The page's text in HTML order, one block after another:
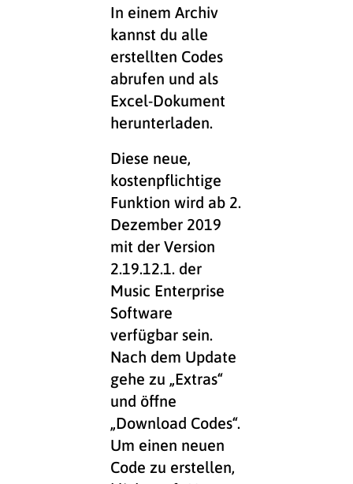
In einem Archiv
kannst du alle
erstellten Codes
abrufen und als
Excel-Dokument
herunterladen.
Diese neue,
kostenpflichtige
Funktion wird ab 2.
Dezember 2019
mit der Version
2.19.12.1. der
Music Enterprise
Software
verfügbar sein.
Nach dem Update
gehe zu „Extras“
und öffne
„Download Codes“.
Um einen neuen
Code zu erstellen,